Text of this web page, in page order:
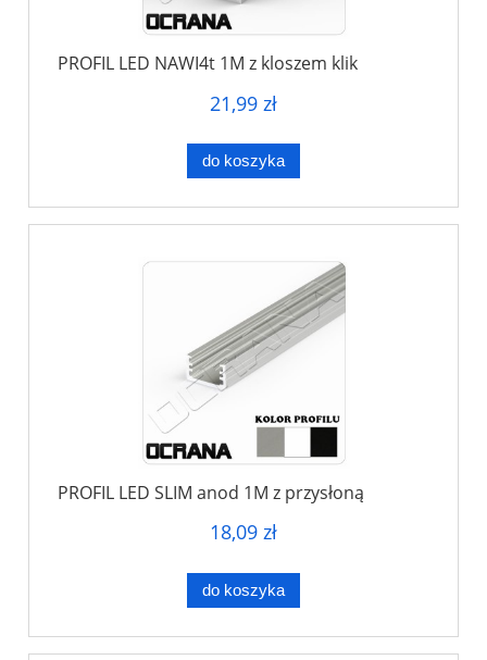
PROFIL LED NAWI4t 1M z kloszem klik
21,99 zł
do koszyka
PROFIL LED SLIM anod 1M z przysłoną
18,09 zł
do koszyka